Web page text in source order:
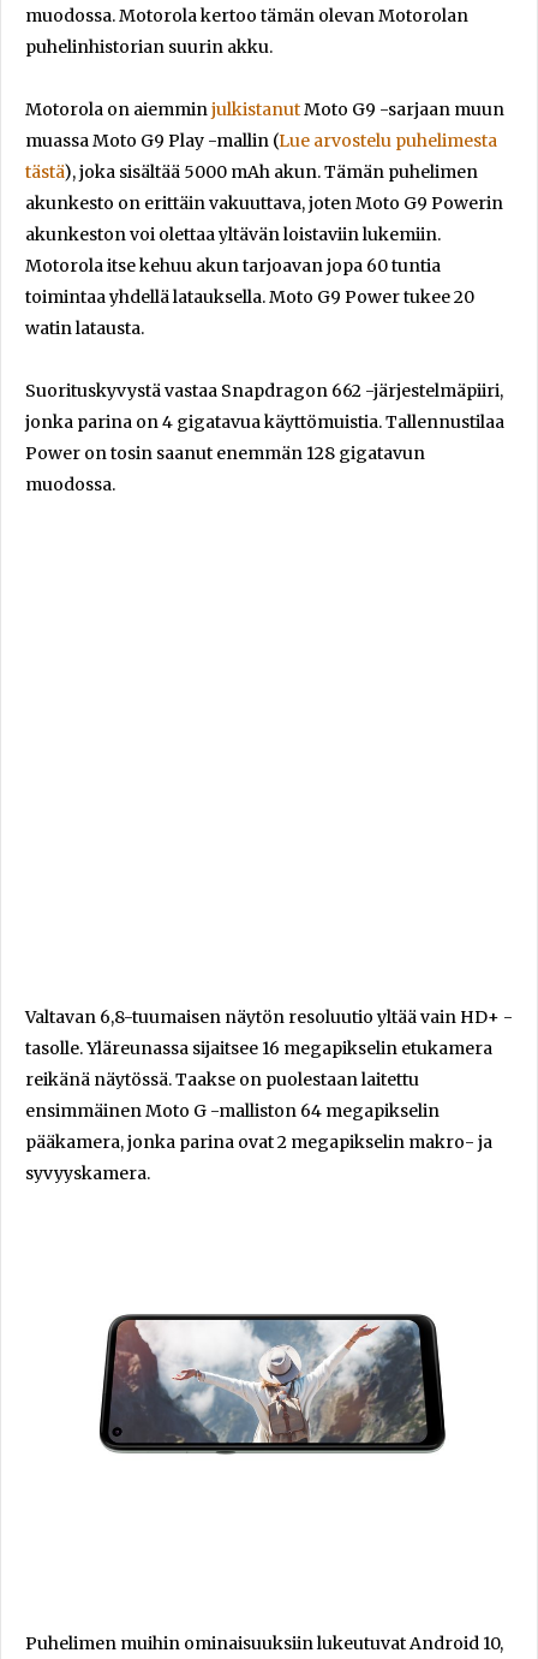
muodossa. Motorola kertoo tämän olevan Motorolan
puhelinhistorian suurin akku.
Motorola on aiemminjulkistanutMoto G9 -sarjaan muun
muassa Moto G9 Play -mallin (Lue arvostelu puhelimesta
tästä), joka sisältää 5000 mAh akun. Tämän puhelimen
akunkesto on erittäin vakuuttava, joten Moto G9 Powerin
akunkeston voi olettaa yltävän loistaviin lukemiin.
Motorola itse kehuu akun tarjoavan jopa 60 tuntia
toimintaa yhdellä latauksella. Moto G9 Power tukee 20
watin latausta.
Suorituskyvystä vastaa Snapdragon 662 -järjestelmäpiiri,
jonka parina on 4 gigatavua käyttömuistia. Tallennustilaa
Power on tosin saanut enemmän 128 gigatavun
muodossa.
Valtavan 6,8-tuumaisen näytön resoluutio yltää vain HD+ -
tasolle. Yläreunassa sijaitsee 16 megapikselin etukamera
reikänä näytössä. Taakse on puolestaan laitettu
ensimmäinen Moto G -malliston 64 megapikselin
pääkamera, jonka parina ovat 2 megapikselin makro- ja
syvyyskamera.
Puhelimen muihin ominaisuuksiin lukeutuvat Android 10,